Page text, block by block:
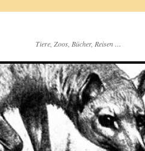
Tiere, Zoos, Bücher, Reisen …